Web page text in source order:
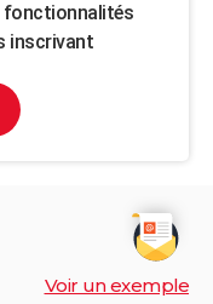
fonctionnalités
inscrivant
Voir un exemple